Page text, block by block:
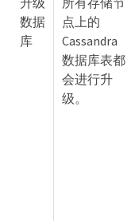
数据
库
点上的
Cassandra
数据库表都
会进行升
级。